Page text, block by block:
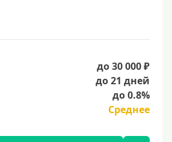
до 30 000 ₽
до 21 дней
до 0.8%
Среднее